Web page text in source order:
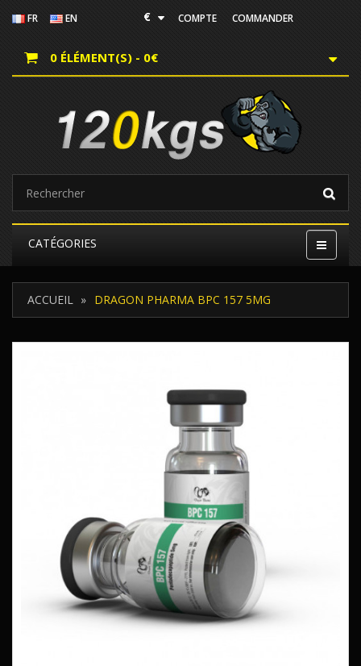
FR EN € COMPTE COMMANDER
0 ÉLÉMENT(S) - 0€
CATÉGORIES
ACCUEIL DRAGON PHARMA BPC 157 5MG